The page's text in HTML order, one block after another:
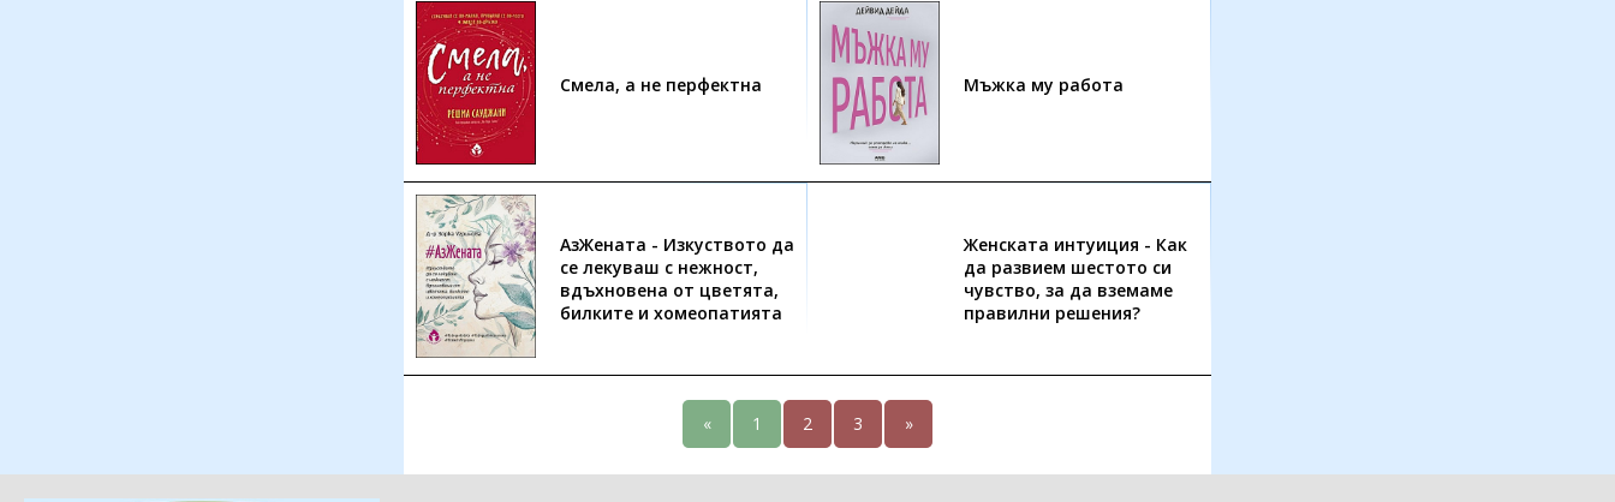
Смела, а не перфектна Мъжка му работа
АзЖената - Изкуството да
се лекуваш с нежност,
вдъхновена от цветята,
билките и хомеопатията
Женската интуиция - Как
да развием шестото си
чувство, за да вземаме
правилни решения?
« 1 2 3 »